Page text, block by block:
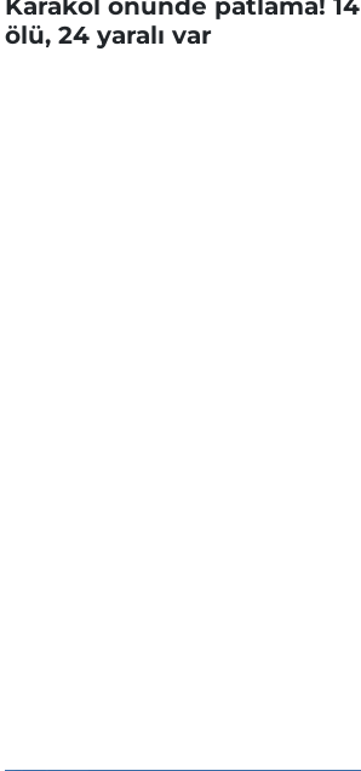
Karakol önünde patlama! 14
ölü, 24 yaralı var